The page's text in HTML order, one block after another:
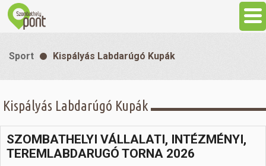
Látnivalók
Gasztronómia
Sport Kispályás Labdarúgó Kupák
Kispályás Labdarúgó Kupák
SZOMBATHELYI VÁLLALATI, INTÉZMÉNYI,
TEREMLABDARUGÓ TORNA 2026